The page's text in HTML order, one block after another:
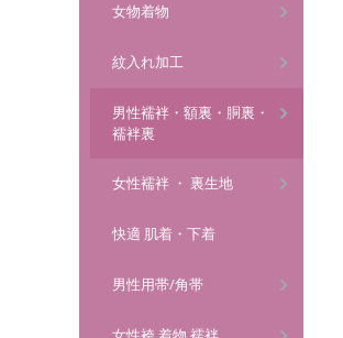
女物着物
紋入れ加工
男性襦袢・額裏・胴裏・
襦袢裏
女性襦袢 ・ 裏生地
快適 肌着・下着
男性用帯/角帯